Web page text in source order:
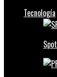
Tecnología